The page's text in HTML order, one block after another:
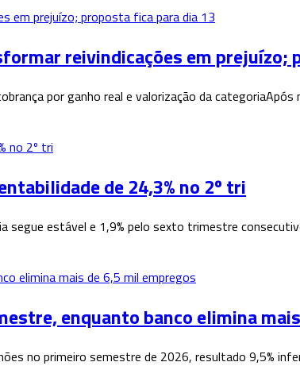
reivindicações em prejuízo;
por ganho real e valorização da categoriaApós
de 24,3% no 2º tri
segue estável e 1,9% pelo sexto trimestre
enquanto banco elimina
no primeiro semestre de 2026, resultado 9,5%